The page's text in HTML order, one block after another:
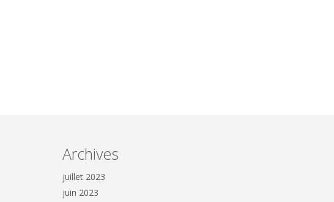
Archives
juillet 2023
juin 2023